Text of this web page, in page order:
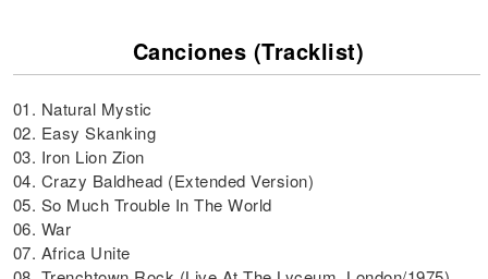
Canciones (Tracklist)
01. Natural Mystic
02. Easy Skanking
03. Iron Lion Zion
04. Crazy Baldhead (Extended Version)
05. So Much Trouble In The World
06. War
07. Africa Unite